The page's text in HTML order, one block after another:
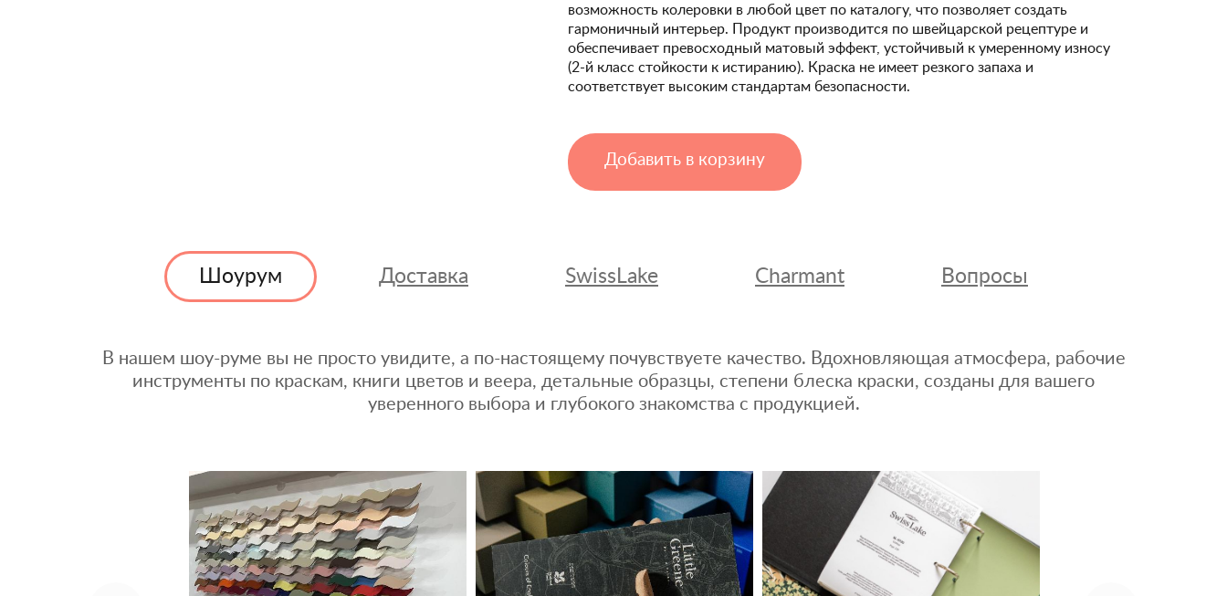
возможность колеровки в любой цвет по каталогу, что позволяет создать
гармоничный интерьер. Продукт производится по швейцарской рецептуре и
обеспечивает превосходный матовый эффект, устойчивый к умеренному износу
(2-й класс стойкости к истиранию). Краска не имеет резкого запаха и
соответствует высоким стандартам безопасности.
Добавить в корзину
Шоурум Доставка SwissLake Charmant Вопросы
В нашем шоу-руме вы не просто увидите, а по-настоящему почувствуете качество. Вдохновляющая атмосфера, рабочие
инструменты по краскам, книги цветов и веера, детальные образцы, степени блеска краски, созданы для вашего
уверенного выбора и глубокого знакомства с продукцией.